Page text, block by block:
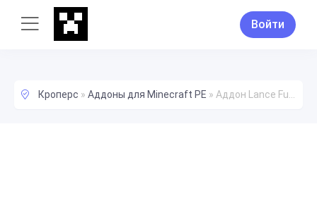
Войти
Кроперс » Аддоны для Minecraft PE » Аддон Lance Furniture